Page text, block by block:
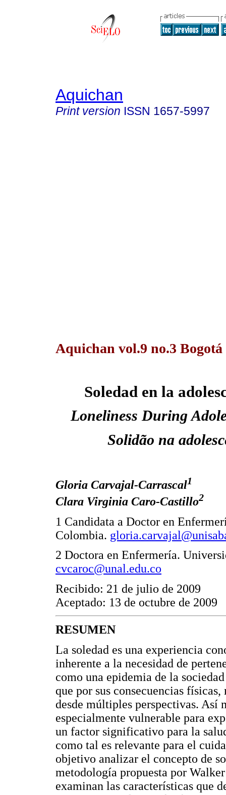
Aquichan
Print version ISSN 1657-5997
Aquichan vol.9 no.3 Bogotá
Soledad en la
Loneliness During
Solidão na
Gloria Carvajal-Carrascal1
Clara Virginia Caro-Castillo2
1 Candidata a Doctor en
Colombia.
2 Doctora en Enfermería.
cvcaroc@unal.edu.co
Recibido: 21 de julio de 2009
Aceptado: 13 de octubre de 2009
RESUMEN
La soledad es una experiencia
inherente a la necesidad de
como una epidemia de la
que por sus consecuencias
desde múltiples perspectivas. Así
especialmente vulnerable para
un factor significativo para la
como tal es relevante para el
objetivo analizar el concepto de
metodología propuesta por
examinan las características que